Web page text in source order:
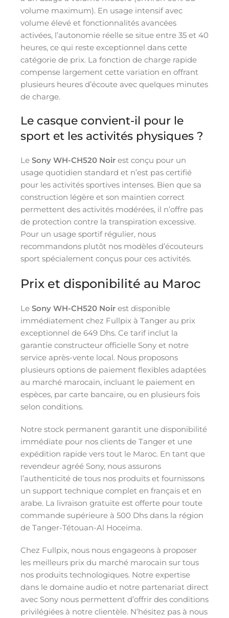
volume maximum). En usage intensif avec
volume élevé et fonctionnalités avancées
activées, l’autonomie réelle se situe entre 35 et 40
heures, ce qui reste exceptionnel dans cette
catégorie de prix. La fonction de charge rapide
compense largement cette variation en offrant
plusieurs heures d’écoute avec quelques minutes
de charge.
Le casque convient-il pour le
sport et les activités physiques ?
Le Sony WH-CH520 Noir est conçu pour un
usage quotidien standard et n’est pas certifié
pour les activités sportives intenses. Bien que sa
construction légère et son maintien correct
permettent des activités modérées, il n’offre pas
de protection contre la transpiration excessive.
Pour un usage sportif régulier, nous
recommandons plutôt nos modèles d’écouteurs
sport spécialement conçus pour ces activités.
Prix et disponibilité au Maroc
Le Sony WH-CH520 Noir est disponible
immédiatement chez Fullpix à Tanger au prix
exceptionnel de 649 Dhs. Ce tarif inclut la
garantie constructeur officielle Sony et notre
service après-vente local. Nous proposons
plusieurs options de paiement flexibles adaptées
au marché marocain, incluant le paiement en
espèces, par carte bancaire, ou en plusieurs fois
selon conditions.
Notre stock permanent garantit une disponibilité
immédiate pour nos clients de Tanger et une
expédition rapide vers tout le Maroc. En tant que
revendeur agréé Sony, nous assurons
l’authenticité de tous nos produits et fournissons
un support technique complet en français et en
arabe. La livraison gratuite est offerte pour toute
commande supérieure à 500 Dhs dans la région
de Tanger-Tétouan-Al Hoceima.
Chez Fullpix, nous nous engageons à proposer
les meilleurs prix du marché marocain sur tous
nos produits technologiques. Notre expertise
dans le domaine audio et notre partenariat direct
avec Sony nous permettent d’offrir des conditions
privilégiées à notre clientèle. N’hésitez pas à nous